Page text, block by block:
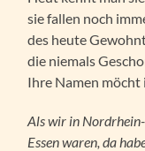
sie fallen noch
des heute
die niemals
Ihre Namen möcht
Als wir in
Essen waren, da